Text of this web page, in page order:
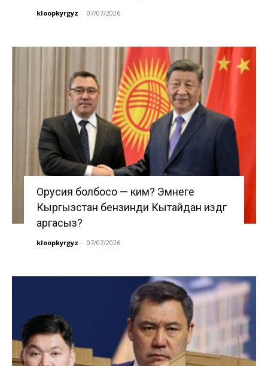
kloopkyrgyz - 07/07/2026
Орусия болбосо — ким? Эмнеге
Кыргызстан бензинди Кытайдан издөөгө
аргасыз?
kloopkyrgyz - 07/07/2026